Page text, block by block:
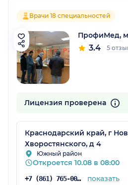
Врачи 18 специальностей
ПрофиМед,
3.4 5
Лицензия проверена
Краснодарский край, г
Хворостянского, д 4
Южный район
Откроется 10.08 в 08:00
+7 (861) 765-00-71 показать